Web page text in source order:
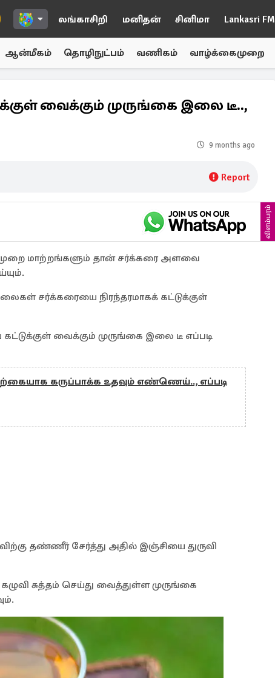
லங்காசிறி மனிதன் சினிமா Lankasri FM
ஆன்மீகம் தொழிநுட்பம் வணிகம் வாழ்க்கைமுறை
வைக்கும் முருங்கை இலை டீ..,
9 months ago
Report
விளம்பரம்
முறை மாற்றங்களும் தான் சர்க்கரை அளவை
சர்க்கரையை நிரந்தரமாகக் கட்டுக்குள்
வைக்கும் முருங்கை இலை டீ எப்படி
கருப்பாக்க உதவும் எண்ணெய்.., எப்படி
தண்ணீர் சேர்த்து அதில் இஞ்சியை துருவி
சுத்தம் செய்து வைத்துள்ள முருங்கை